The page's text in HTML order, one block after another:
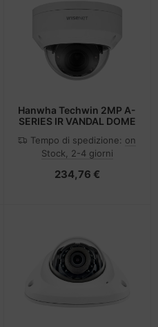
Hanwha Techwin 2MP A-
SERIES IR VANDAL DOME
Tempo di spedizione: on
Stock, 2-4 giorni
234,76 €